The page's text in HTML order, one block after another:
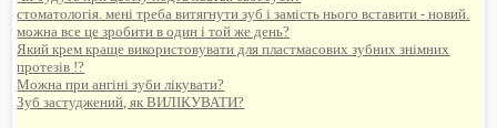
стоматологія. мені треба витягнути зуб і замість нього вставити - новий.
можна все це зробити в один і той же день?
Який крем краще використовувати для пластмасових зубних знімних
протезів !?
Можна при ангіні зуби лікувати?
Зуб застуджений, як ВИЛІКУВАТИ?